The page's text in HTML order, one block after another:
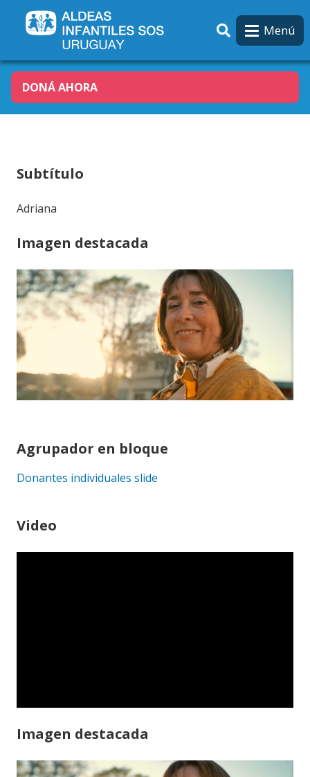
Menú
DONÁ AHORA
Subtítulo
Adriana
Imagen destacada
Agrupador en bloque
Donantes individuales slide
Video
Imagen destacada